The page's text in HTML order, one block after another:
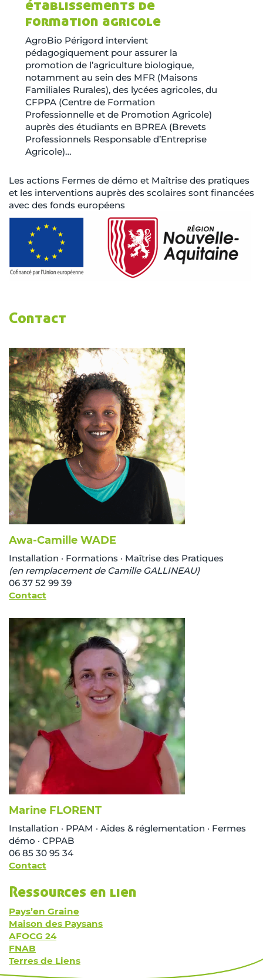
établissements de
formation agricole
AgroBio Périgord intervient
pédagogiquement pour assurer la
promotion de l’agriculture biologique,
notamment au sein des MFR (Maisons
Familiales Rurales), des lycées agricoles, du
CFPPA (Centre de Formation
Professionnelle et de Promotion Agricole)
auprès des étudiants en BPREA (Brevets
Professionnels Responsable d’Entreprise
Agricole)…
Les actions Fermes de démo et Maîtrise des pratiques
et les interventions auprès des scolaires sont financées
avec des fonds européens
Contact
Awa-Camille WADE
Installation · Formations · Maîtrise des Pratiques
(en remplacement de Camille GALLINEAU)
06 37 52 99 39
Contact
Marine FLORENT
Installation · PPAM · Aides & réglementation · Fermes
démo · CPPAB
06 85 30 95 34
Contact
Ressources en lien
Pays’en Graine
Maison des Paysans
AFOCG 24
FNAB
Terres de Liens